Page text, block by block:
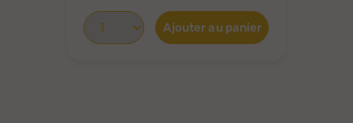
Ajouter au panier